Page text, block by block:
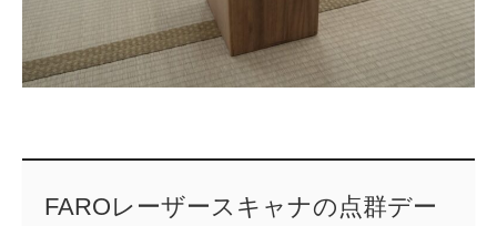
FAROレーザースキャナの点群デー